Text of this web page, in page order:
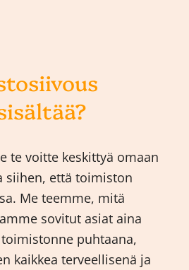
te voitte keskittyä omaan
siihen, että toimiston
Me teemme, mitä
sovitut asiat aina
puhtaana,
kaikkea terveellisenä ja